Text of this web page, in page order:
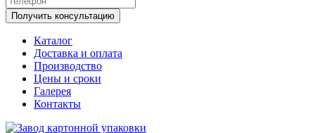
Получить консультацию
Каталог
Доставка и оплата
Производство
Цены и сроки
Галерея
Контакты